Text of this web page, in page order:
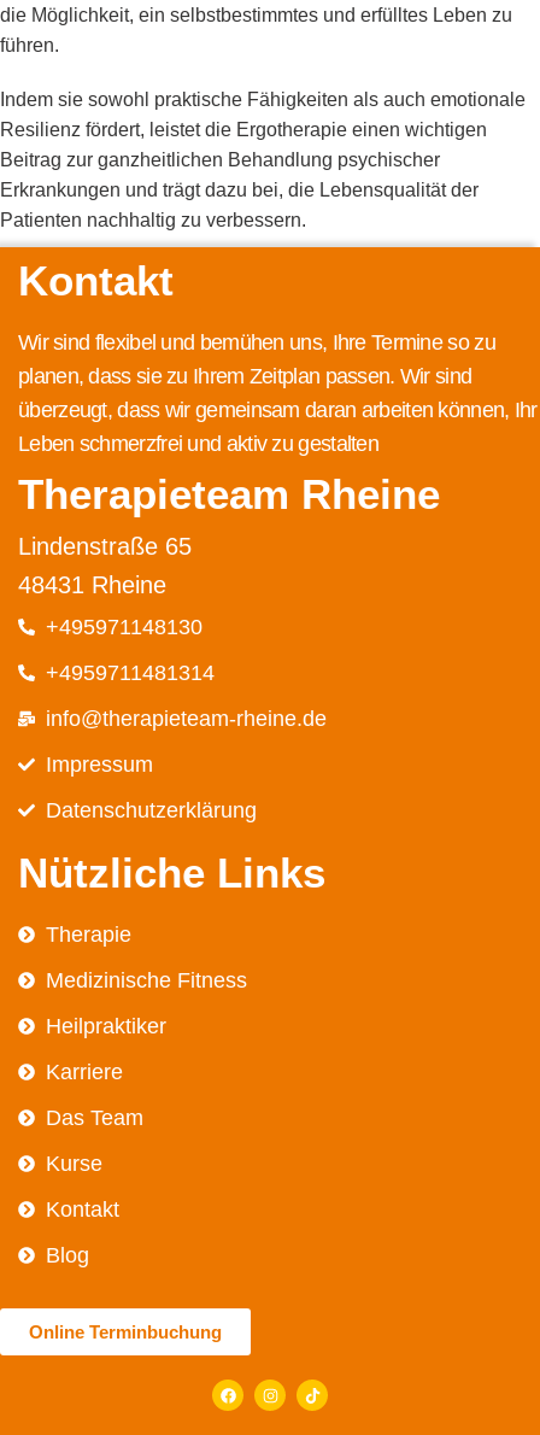
die Möglichkeit, ein selbstbestimmtes und erfülltes Leben zu
führen.
Indem sie sowohl praktische Fähigkeiten als auch emotionale
Resilienz fördert, leistet die Ergotherapie einen wichtigen
Beitrag zur ganzheitlichen Behandlung psychischer
Erkrankungen und trägt dazu bei, die Lebensqualität der
Patienten nachhaltig zu verbessern.
Kontakt
Wir sind flexibel und bemühen uns, Ihre Termine so zu
planen, dass sie zu Ihrem Zeitplan passen. Wir sind
überzeugt, dass wir gemeinsam daran arbeiten können, Ihr
Leben schmerzfrei und aktiv zu gestalten
Therapieteam Rheine
Lindenstraße 65
48431 Rheine
+495971148130
+4959711481314
info@therapieteam-rheine.de
Impressum
Datenschutz­erklärung
Nützliche Links
Therapie
Medizinische Fitness
Heilpraktiker
Karriere
Das Team
Kurse
Kontakt
Blog
Online Terminbuchung